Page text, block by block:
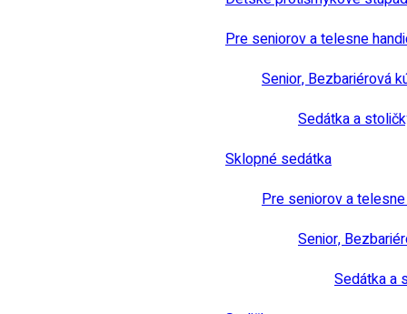
Pre seniorov a telesne
Senior, Bezbariérová
Sedátka a
Sklopné sedátka
Pre seniorov a
Senior,
Sedátka a